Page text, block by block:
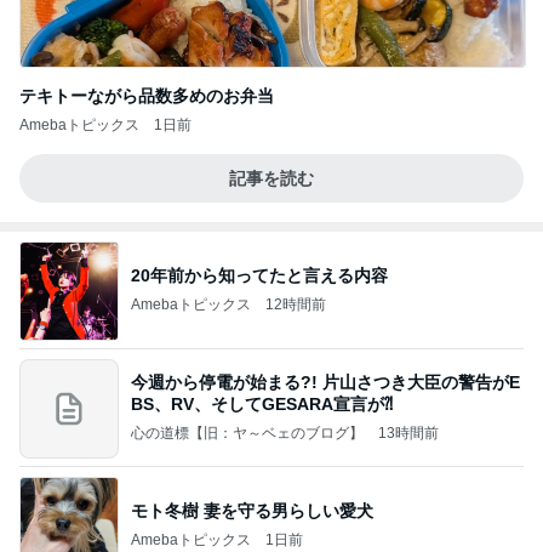
テキトーながら品数多めのお弁当
Amebaトピックス 1日前
記事を読む
20年前から知ってたと言える内容
Amebaトピックス 12時間前
今週から停電が始まる?! 片山さつき大臣の警告がE
BS、RV、そしてGESARA宣言が⁈
心の道標【旧：ヤ～ベェのブログ】 13時間前
モト冬樹 妻を守る男らしい愛犬
Amebaトピックス 1日前